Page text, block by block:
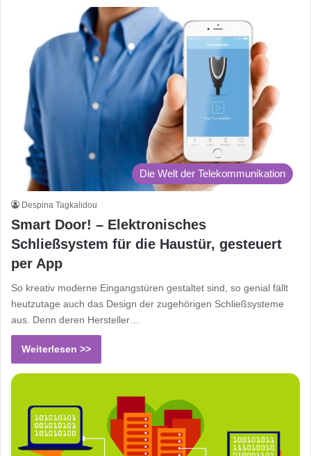
Die Welt der Telekommunikation
Despina Tagkalidou
Smart Door! – Elektronisches
Schließsystem für die Haustür, gesteuert
per App
So kreativ moderne Eingangstüren gestaltet sind, so genial fällt
heutzutage auch das Design der zugehörigen Schließsysteme
aus. Denn deren Hersteller…
Weiterlesen >>